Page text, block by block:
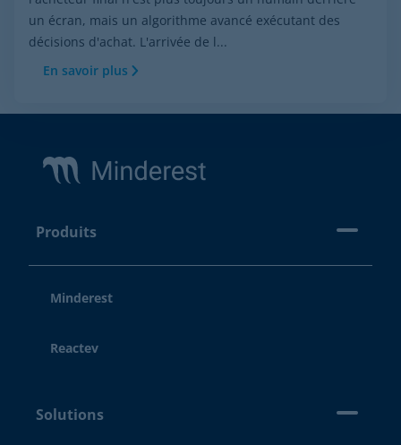
un écran, mais un algorithme avancé exécutant des
décisions d'achat. L'arrivée de l...
En savoir plus
Produits
Minderest
Reactev
Solutions